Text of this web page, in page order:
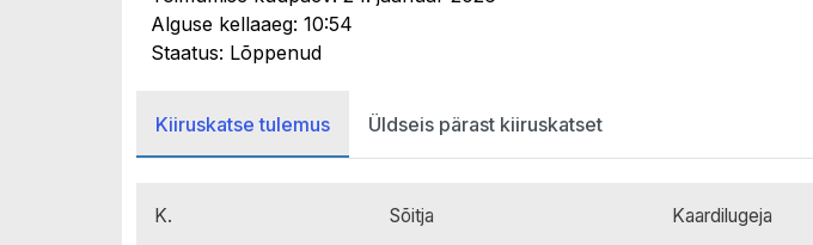
Alguse kellaaeg: 10:54
Staatus: Lõppenud
Kiiruskatse tulemus Üldseis pärast kiiruskatset
K. Sõitja Kaardilugeja